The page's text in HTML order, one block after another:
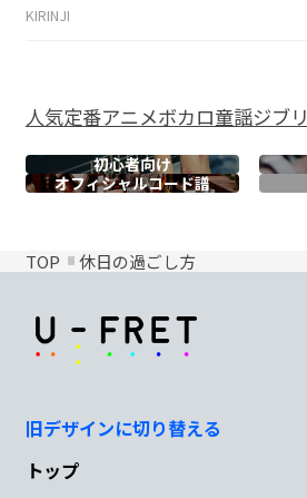
KIRINJI
人気定番アニメボカロ童謡ジブリ
初心者向け
オフィシャルコード譜
TOP 休日の過ごし方
旧デザインに切り替える
トップ